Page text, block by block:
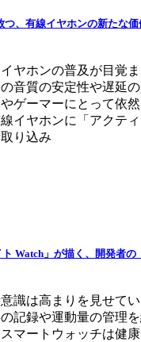
つ、有線イヤホンの新たな
ヤホンの普及が目覚
音質の安定性や遅延
ゲーマーにとって依
イヤホンに「アクテ
り込み
Watch」が描く、開発者の
識は高まりを見せて
記録や運動量の管理
マートウォッチは健